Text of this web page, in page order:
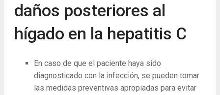
daños posteriores al
hígado en la hepatitis C
En caso de que el paciente haya sido
diagnosticado con la infección, se pueden tomar
las medidas preventivas apropiadas para evitar